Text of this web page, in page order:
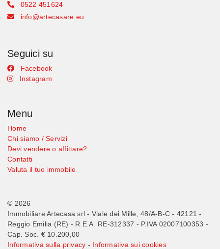
0522 451624
info@artecasare.eu
Seguici su
Facebook
Instagram
Menu
Home
Chi siamo / Servizi
Devi vendere o affittare?
Contatti
Valuta il tuo immobile
© 2026
Immobiliare Artecasa srl - Viale dei Mille, 48/A-B-C - 42121 -
Reggio Emilia (RE) - R.E.A. RE-312337 - P.IVA 02007100353 -
Cap. Soc. € 10.200,00
Informativa sulla privacy - Informativa sui cookies